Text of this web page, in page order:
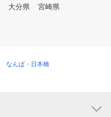
大分県
宮崎県
なんば・日本橋